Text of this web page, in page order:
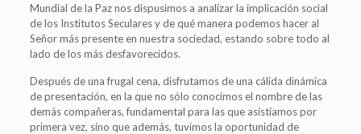
Mundial de la Paz nos dispusimos a analizar la implicación social
de los Institutos Seculares y de qué manera podemos hacer al
Señor más presente en nuestra sociedad, estando sobre todo al
lado de los más desfavorecidos.
Después de una frugal cena, disfrutamos de una cálida dinámica
de presentación, en la que no sólo conocimos el nombre de las
demás compañeras, fundamental para las que asistíamos por
primera vez, sino que además, tuvimos la oportunidad de